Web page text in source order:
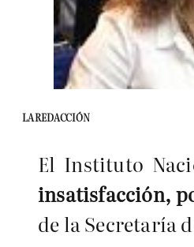
LA REDACCIÓN
El Instituto
insatisfacción,
de la Secretaría